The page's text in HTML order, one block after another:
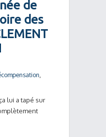
de
des
lui a tapé sur